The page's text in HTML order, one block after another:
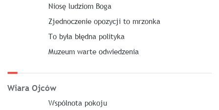
Niosę ludziom Boga
Zjednoczenie opozycji to mrzonka
To była błędna polityka
Muzeum warte odwiedzenia
Wiara Ojców
Wspólnota pokoju